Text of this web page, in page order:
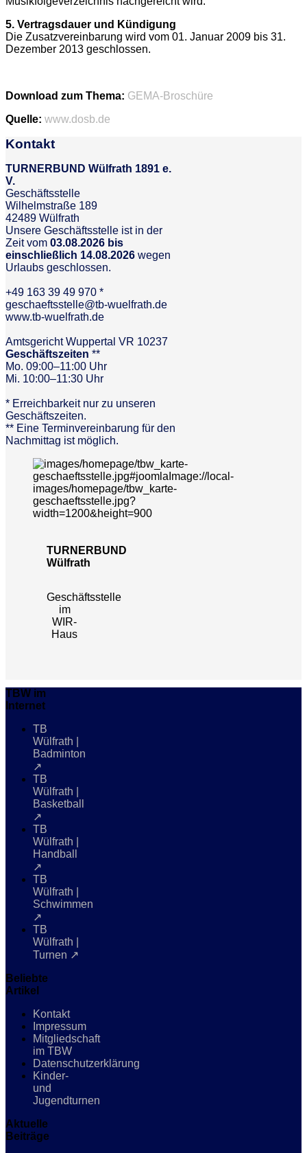
5. Vertragsdauer und Kündigung
Die Zusatzvereinbarung wird vom 01. Januar 2009 bis 31.
Dezember 2013 geschlossen.
Download zum Thema: GEMA-Broschüre
Quelle: www.dosb.de
Kontakt
TURNERBUND Wülfrath 1891 e.
V.
Geschäftsstelle
Wilhelmstraße 189
42489 Wülfrath
Unsere Geschäftsstelle ist in der
Zeit vom 03.08.2026 bis
einschließlich 14.08.2026 wegen
Urlaubs geschlossen.
+49 163 39 49 970 *
geschaeftsstelle@tb-wuelfrath.de
www.tb-wuelfrath.de
Amtsgericht Wuppertal VR 10237
Geschäftszeiten **
Mo. 09:00–11:00 Uhr
Mi. 10:00–11:30 Uhr
* Erreichbarkeit nur zu unseren
Geschäftszeiten.
** Eine Terminvereinbarung für den
Nachmittag ist möglich.
TURNERBUND
Wülfrath
Geschäftsstelle
im
WIR-
Haus
TBW im
Internet
TB
Wülfrath |
Badminton
↗
TB
Wülfrath |
Basketball
↗
TB
Wülfrath |
Handball
↗
TB
Wülfrath |
Schwimmen
↗
TB
Wülfrath |
Turnen ↗
Beliebte
Artikel
Kontakt
Impressum
Mitgliedschaft
im TBW
Datenschutzerklärung
Kinder-
und
Jugendturnen
Aktuelle
Beiträge